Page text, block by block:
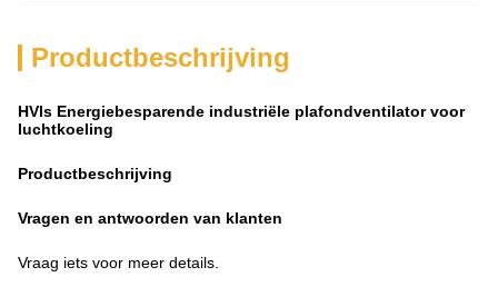
Productbeschrijving
HVls Energiebesparende industriële plafondventilator voor
luchtkoeling
Productbeschrijving
Vragen en antwoorden van klanten
Vraag iets voor meer details.